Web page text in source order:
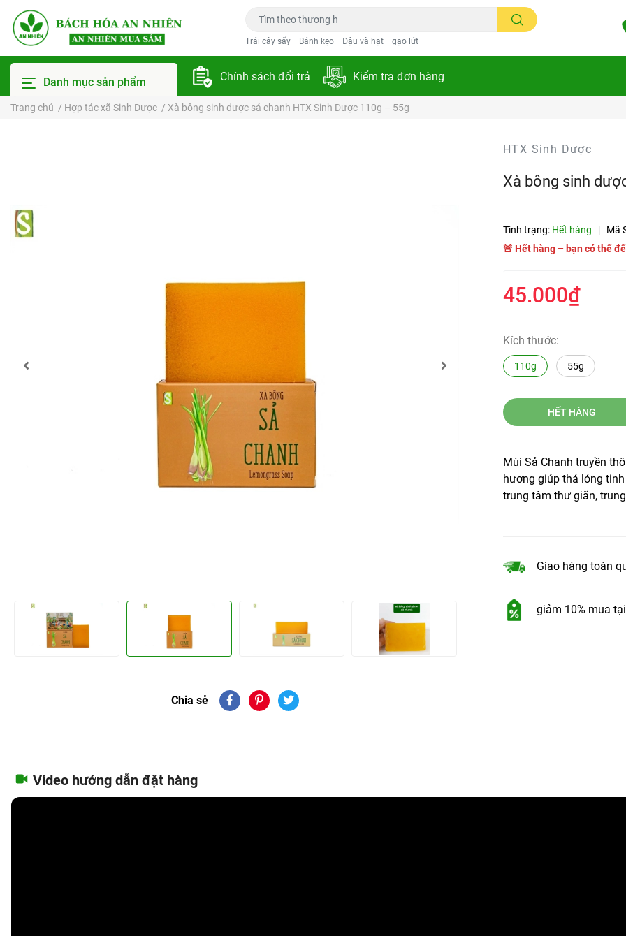
Trái cây sấy Bánh kẹo Đậu và hạt gạo lứt
Danh mục sản phẩm Chính sách đổi trả Kiểm tra đơn hàng
Trang chủ / Hợp tác xã Sinh Dược / Xà bông sinh dược sả chanh HTX Sinh Dược 110g – 55g
Chia sẻ
HTX Sinh Dược
Xà bông sinh
Tình trạng: Hết hàng | Mã
🚨 Hết hàng – bạn có thể
45.000₫
Kích thước:
110g 55g
HẾT HÀNG
Mùi Sả Chanh truyền
hương giúp thả lỏng
trung tâm thư giãn,
Giao hàng toàn
giảm 10% mua
Video hướng dẫn đặt hàng